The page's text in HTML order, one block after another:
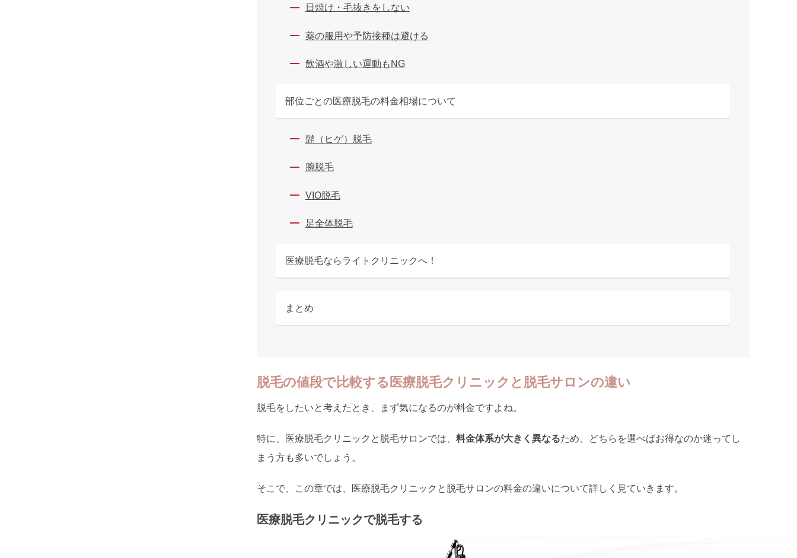
日焼け・毛抜きをしない
薬の服用や予防接種は避ける
飲酒や激しい運動もNG
部位ごとの医療脱毛の料金相場について
髭（ヒゲ）脱毛
腕脱毛
VIO脱毛
足全体脱毛
医療脱毛ならライトクリニックへ！
まとめ
脱毛の値段で比較する医療脱毛クリニックと脱毛サロンの違い
脱毛をしたいと考えたとき、まず気になるのが料金ですよね。
特に、医療脱毛クリニックと脱毛サロンでは、 料金体系が大きく異なるため、どちらを選べばお得なのか迷ってし
まう方も多いでしょう。
そこで、この章では、医療脱毛クリニックと脱毛サロンの料金の違いについて詳しく見ていきます。
医療脱毛クリニックで脱毛する